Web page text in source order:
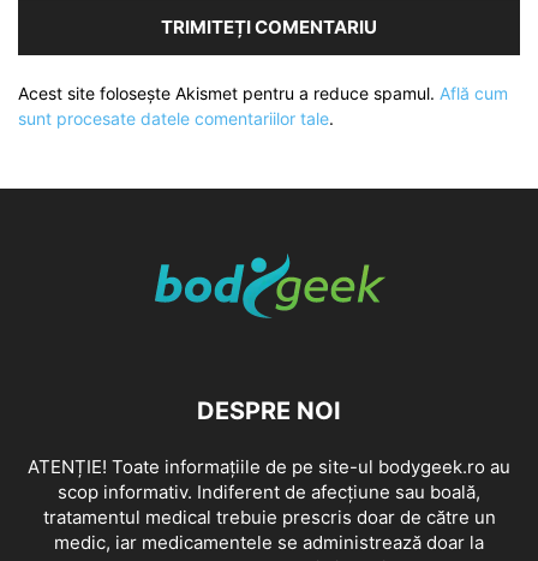
Acest site folosește Akismet pentru a reduce spamul. Află cum
sunt procesate datele comentariilor tale.
DESPRE NOI
ATENȚIE! Toate informațiile de pe site-ul bodygeek.ro au
scop informativ. Indiferent de afecțiune sau boală,
tratamentul medical trebuie prescris doar de către un
medic, iar medicamentele se administrează doar la